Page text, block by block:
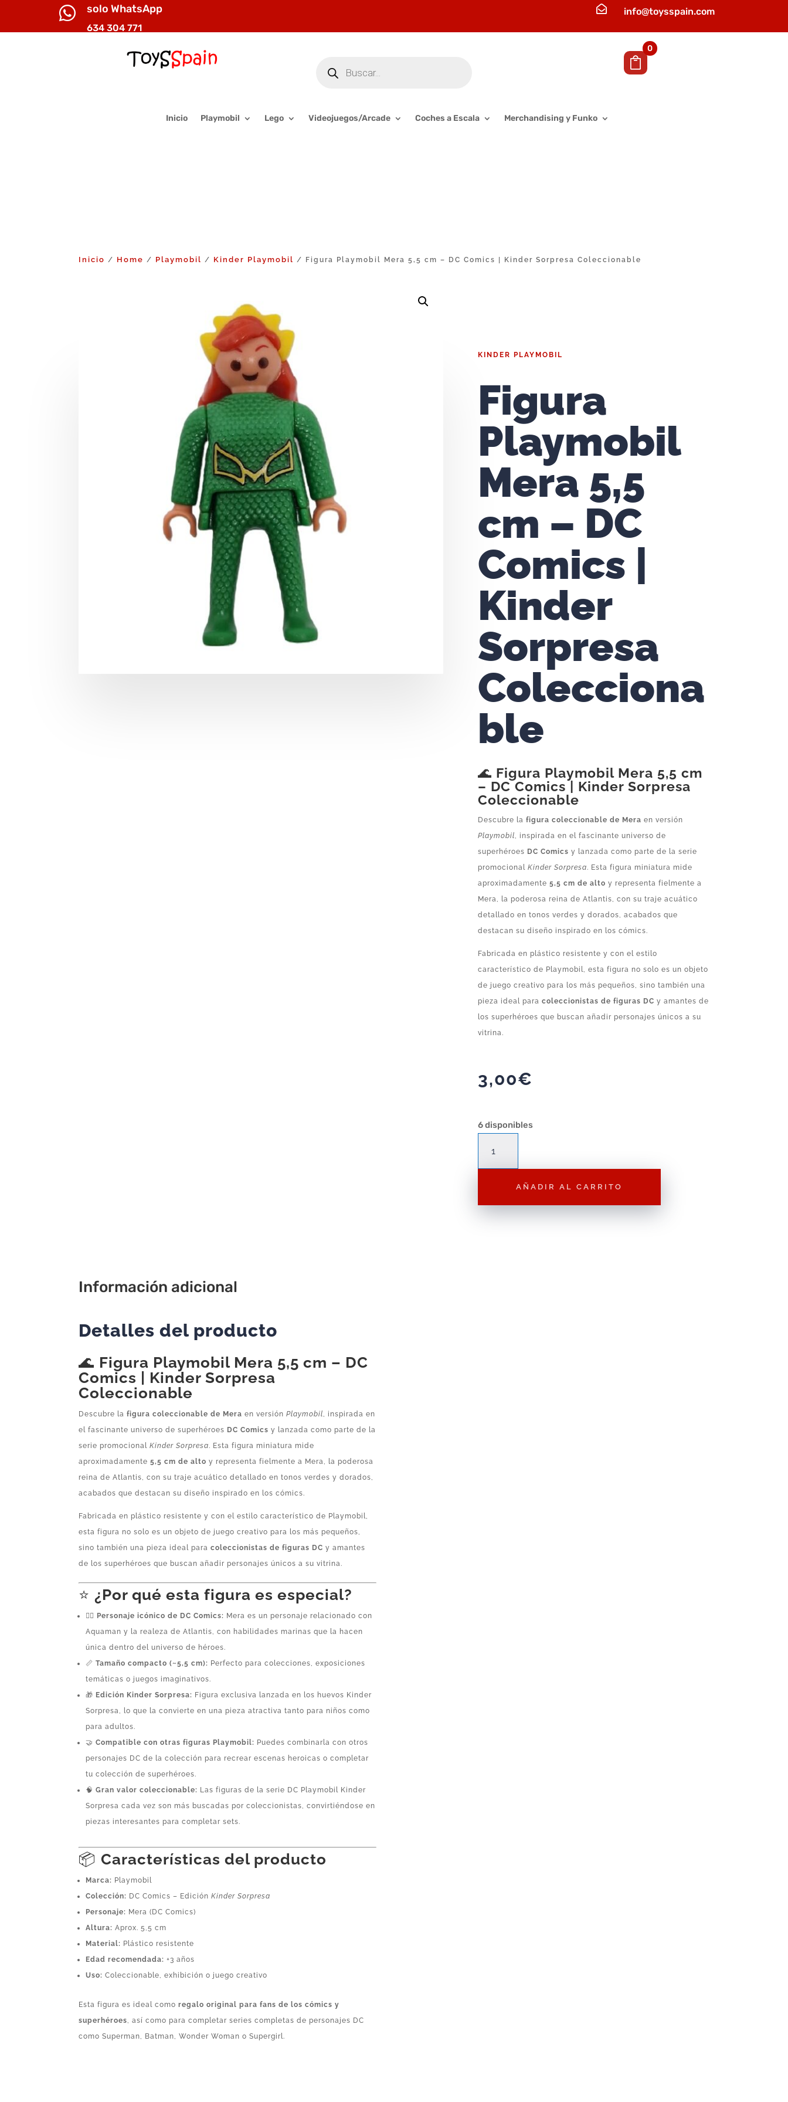
 solo WhatsApp
634 304 771
 info@toysspain.com
productos
0
Inicio Playmobil Lego Videojuegos/Arcade Coches a Escala Merchandising y Funko
Inicio / Home / Playmobil / Kinder Playmobil / Figura Playmobil Mera 5,5 cm – DC Comics | Kinder Sorpresa Coleccionable
KINDER PLAYMOBIL
Figura
Playmobil
Mera 5,5
cm – DC
Comics |
Kinder
Sorpresa
Colecciona
ble
🌊 Figura Playmobil Mera 5,5 cm
– DC Comics | Kinder Sorpresa
Coleccionable
Descubre la figura coleccionable de Mera en versión
Playmobil, inspirada en el fascinante universo de
superhéroes DC Comics y lanzada como parte de la serie
promocional Kinder Sorpresa. Esta figura miniatura mide
aproximadamente 5,5 cm de alto y representa fielmente a
Mera, la poderosa reina de Atlantis, con su traje acuático
detallado en tonos verdes y dorados, acabados que
destacan su diseño inspirado en los cómics.
Fabricada en plástico resistente y con el estilo
característico de Playmobil, esta figura no solo es un objeto
de juego creativo para los más pequeños, sino también una
pieza ideal para coleccionistas de figuras DC y amantes de
los superhéroes que buscan añadir personajes únicos a su
vitrina.
3,00€
6 disponibles
Playmobil
cm
AÑADIR AL CARRITO
Información adicional
Detalles del producto
🌊 Figura Playmobil Mera 5,5 cm – DC
Comics | Kinder Sorpresa
Coleccionable
Descubre lafigura coleccionable de Mera en versiónPlaymobil
, inspirada en
el fascinante universo de superhéroes DC Comics y lanzada como parte de la
serie promocionalKinder Sorpresa. Esta figura miniatura mide
aproximadamente5,5 cm de alto y representa fielmente a Mera, la poderosa
reina de Atlantis, con su traje acuático detallado en tonos verdes y dorados,
acabados que destacan su diseño inspirado en los cómics.
Fabricada en plástico resistente y con el estilo característico de Playmobil,
esta figura no solo es un objeto de juego creativo para los más pequeños,
sino también una pieza ideal paracoleccionistas de figuras DC y amantes
de los superhéroes que buscan añadir personajes únicos a su vitrina.
⭐ ¿Por qué esta figura es especial?
🧜‍♀️ Personaje icónico de DC Comics: Mera es un personaje relacionado con
Aquaman y la realeza de Atlantis, con habilidades marinas que la hacen
única dentro del universo de héroes.
📏Tamaño compacto (~5,5 cm): Perfecto para colecciones, exposiciones
temáticas o juegos imaginativos.
🎁 Edición Kinder Sorpresa: Figura exclusiva lanzada en los huevos Kinder
Sorpresa, lo que la convierte en una pieza atractiva tanto para niños como
para adultos.
🤝Compatible con otras figuras Playmobil: Puedes combinarla con otros
personajes DC de la colección para recrear escenas heroicas o completar
tu colección de superhéroes.
🧠Gran valor coleccionable: Las figuras de la serie DC Playmobil Kinder
Sorpresa cada vez son más buscadas por coleccionistas, convirtiéndose en
piezas interesantes para completar sets.
📦Características del producto
Marca: Playmobil
Colección: DC Comics – EdiciónKinder Sorpresa
Personaje: Mera (DC Comics)
Altura: Aprox. 5,5 cm
Material: Plástico resistente
Edad recomendada: +3 años
Uso: Coleccionable, exhibición o juego creativo
Esta figura es ideal comoregalo original para fans de los cómics y
superhéroes
, así como para completar series completas de personajes DC
como Superman, Batman, Wonder Woman o Supergirl.